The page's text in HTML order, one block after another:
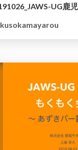
kusokamayarou